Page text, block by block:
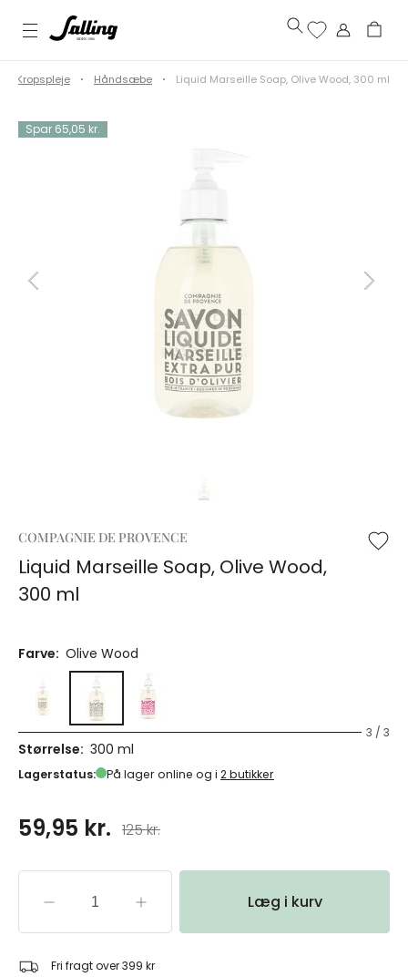
Kropspleje Håndsæbe Liquid Marseille Soap, Olive Wood, 300 ml
Spar 65,05 kr.
COMPAGNIE DE PROVENCE
Liquid Marseille Soap, Olive Wood,
300 ml
Farve: Olive Wood
3 / 3
Størrelse: 300 ml
Lagerstatus: På lager online og i 2 butikker
59,95 kr. 125 kr.
Læg i kurv
Fri fragt over 399 kr